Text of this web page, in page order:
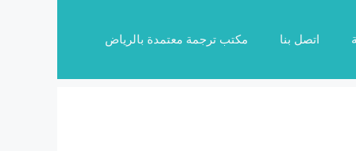
اتصل بنا مكتب ترجمة معتمدة بالرياض